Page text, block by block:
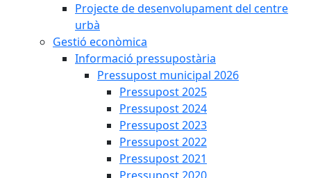
Projecte de desenvolupament del centre
urbà
Gestió econòmica
Informació pressupostària
Pressupost municipal 2026
Pressupost 2025
Pressupost 2024
Pressupost 2023
Pressupost 2022
Pressupost 2021